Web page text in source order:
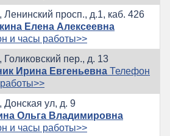
Ленинский просп., д.1, каб. 426
Елена Алексеевна
и часы работы>>
Голиковский пер., д. 13
Ирина Евгеньевна Телефон
Донская ул, д. 9
Ольга Владимировна
и часы работы>>